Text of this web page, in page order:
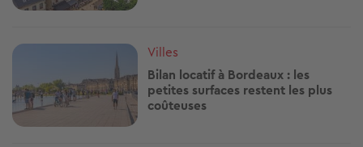
Image
Villes
Bilan locatif à Bordeaux : les
petites surfaces restent les plus
coûteuses